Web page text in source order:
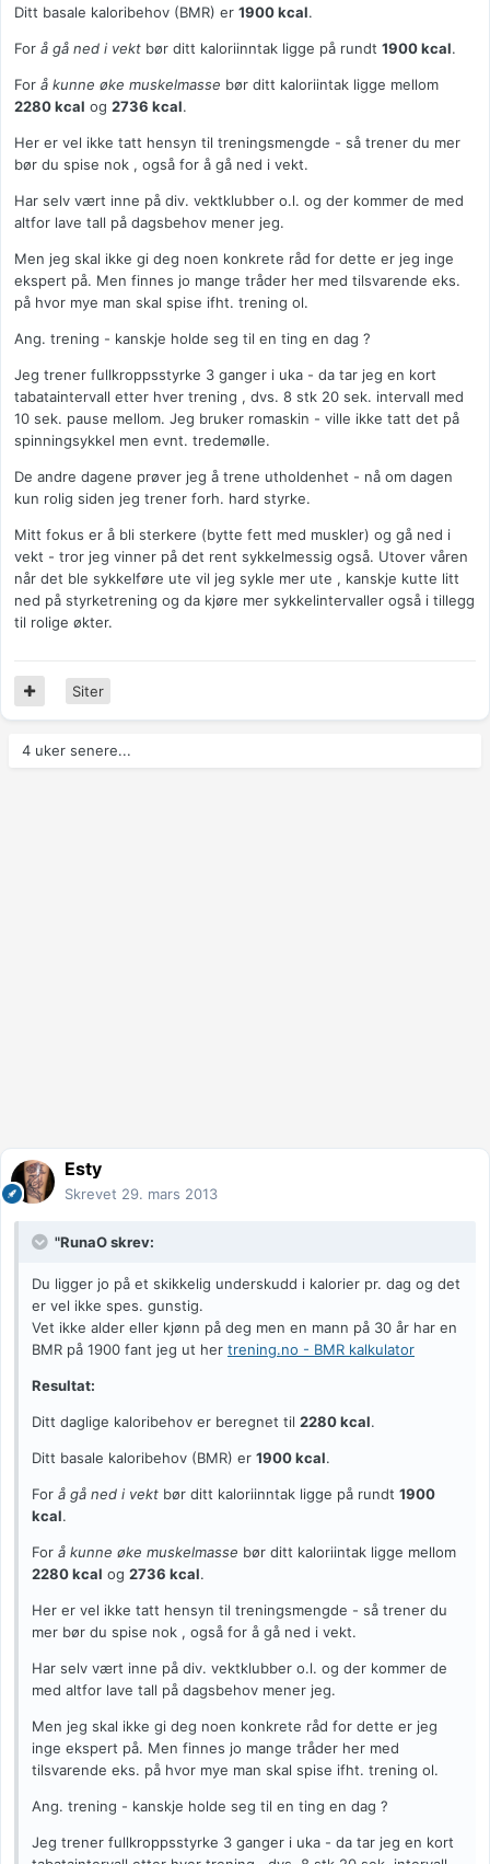
Ditt basale kaloribehov (BMR) er 1900 kcal.
For å gå ned i vekt bør ditt kaloriinntak ligge på rundt 1900 kcal.
For å kunne øke muskelmasse bør ditt kaloriintak ligge mellom
2280 kcal og 2736 kcal.
Her er vel ikke tatt hensyn til treningsmengde - så trener du mer
bør du spise nok , også for å gå ned i vekt.
Har selv vært inne på div. vektklubber o.l. og der kommer de med
altfor lave tall på dagsbehov mener jeg.
Men jeg skal ikke gi deg noen konkrete råd for dette er jeg inge
ekspert på. Men finnes jo mange tråder her med tilsvarende eks.
på hvor mye man skal spise ifht. trening ol.
Ang. trening - kanskje holde seg til en ting en dag ?
Jeg trener fullkroppsstyrke 3 ganger i uka - da tar jeg en kort
tabataintervall etter hver trening , dvs. 8 stk 20 sek. intervall med
10 sek. pause mellom. Jeg bruker romaskin - ville ikke tatt det på
spinningsykkel men evnt. tredemølle.
De andre dagene prøver jeg å trene utholdenhet - nå om dagen
kun rolig siden jeg trener forh. hard styrke.
Mitt fokus er å bli sterkere (bytte fett med muskler) og gå ned i
vekt - tror jeg vinner på det rent sykkelmessig også. Utover våren
når det ble sykkelføre ute vil jeg sykle mer ute , kanskje kutte litt
ned på styrketrening og da kjøre mer sykkelintervaller også i tillegg
til rolige økter.
Siter
4 uker senere...
Esty
Skrevet 29. mars 2013
"RunaO skrev:
Du ligger jo på et skikkelig underskudd i kalorier pr. dag og det
er vel ikke spes. gunstig.
Vet ikke alder eller kjønn på deg men en mann på 30 år har en
BMR på 1900 fant jeg ut her trening.no - BMR kalkulator
Resultat:
Ditt daglige kaloribehov er beregnet til 2280 kcal.
Ditt basale kaloribehov (BMR) er 1900 kcal.
For å gå ned i vekt bør ditt kaloriinntak ligge på rundt 1900
kcal.
For å kunne øke muskelmasse bør ditt kaloriintak ligge mellom
2280 kcal og 2736 kcal.
Her er vel ikke tatt hensyn til treningsmengde - så trener du
mer bør du spise nok , også for å gå ned i vekt.
Har selv vært inne på div. vektklubber o.l. og der kommer de
med altfor lave tall på dagsbehov mener jeg.
Men jeg skal ikke gi deg noen konkrete råd for dette er jeg
inge ekspert på. Men finnes jo mange tråder her med
tilsvarende eks. på hvor mye man skal spise ifht. trening ol.
Ang. trening - kanskje holde seg til en ting en dag ?
Jeg trener fullkroppsstyrke 3 ganger i uka - da tar jeg en kort